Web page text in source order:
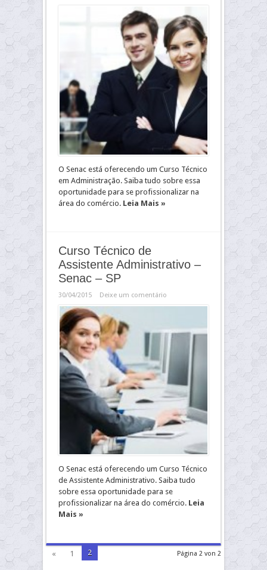
O Senac está oferecendo um Curso Técnico
em Administração. Saiba tudo sobre essa
oportunidade para se profissionalizar na
área do comércio. Leia Mais »
Curso Técnico de
Assistente Administrativo –
Senac – SP
30/04/2015 Deixe um comentário
O Senac está oferecendo um Curso Técnico
de Assistente Administrativo. Saiba tudo
sobre essa oportunidade para se
profissionalizar na área do comércio. Leia
Mais »
Página 2 von 2
« 1 2